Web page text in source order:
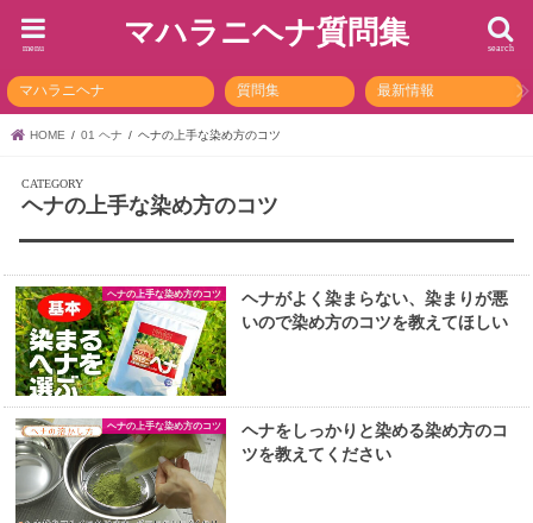
マハラニヘナ質問集 search
menu
マハラニヘナ 質問集 最新情報
HOME 01 ヘナ ヘナの上手な染め方のコツ
ヘナの上手な染め方のコツ
ヘナの上手な染め方のコツ
ヘナがよく染まらない、染まりが悪
いので染め方のコツを教えてほしい
ヘナの上手な染め方のコツ
ヘナをしっかりと染める染め方のコ
ツを教えてください